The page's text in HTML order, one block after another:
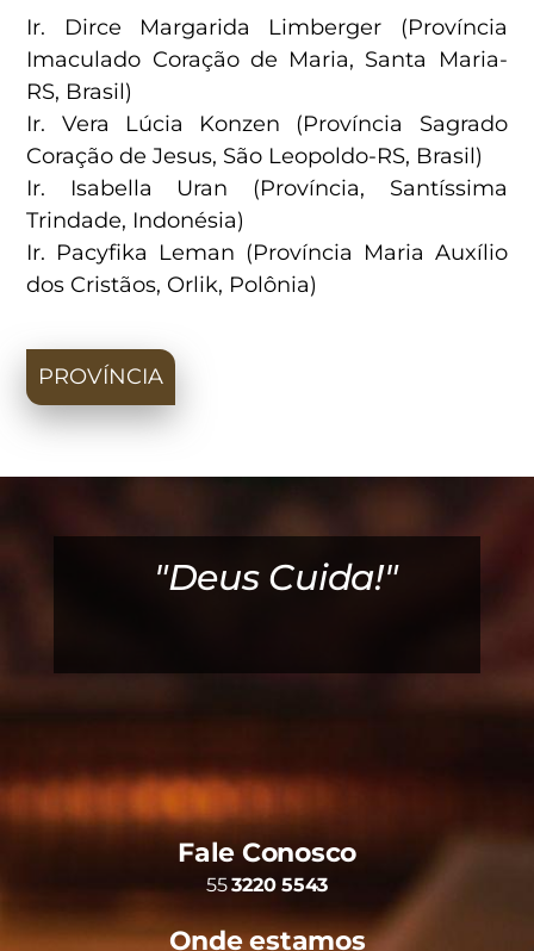
Ir. Dirce Margarida Limberger (Província
Imaculado Coração de Maria, Santa Maria-
RS, Brasil)
Ir. Vera Lúcia Konzen (Província Sagrado
Coração de Jesus, São Leopoldo-RS, Brasil)
Ir. Isabella Uran (Província, Santíssima
Trindade, Indonésia)
Ir. Pacyfika Leman (Província Maria Auxílio
dos Cristãos, Orlik, Polônia)
PROVÍNCIA
"Deus Cuida!"
Fale Conosco
553220 5543
Onde estamos